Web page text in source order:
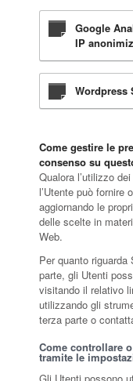
Google
IP
Wordpress
Come gestire le
consenso su
Qualora l’utilizzo
l’Utente può fornire
aggiornando le
delle scelte in
Web.
Per quanto
parte, gli Utenti
visitando il relativo
utilizzando gli
terza parte o
Come controllare
tramite le
Gli Utenti possono